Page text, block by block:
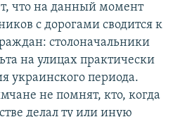
что на данный момент
с дорогами сводится к
столоначальники
на улицах практически
украинского периода.
не помнят, кто, когда
делал ту или иную